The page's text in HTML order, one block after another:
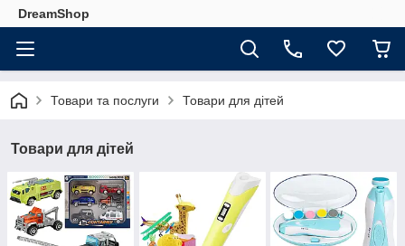
DreamShop
Товари та послуги Товари для дітей
Товари для дітей